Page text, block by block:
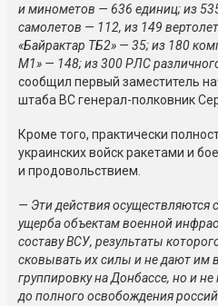
и минометов — 636 единиц; из
самолетов — 112, из 149
«Байрактар ТБ2» — 35; из 180
М1» — 148; из 300 РЛС
сообщил первый заместитель
штаба ВС генерал-полковник
Кроме того, практически
украинских войск ракетами и
и продовольствием.
— Эти действия осуществляются
ущерба объектам военной
составу ВСУ, результаты
сковывать их силы и не дают им
группировку на Донбассе, но и не
до полного освобождения